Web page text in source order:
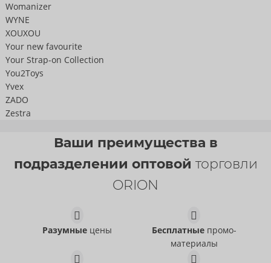
Womanizer
WYNE
XOUXOU
Your new favourite
Your Strap-on Collection
You2Toys
Yvex
ZADO
Zestra
Ваши преимущества в
подразделении оптовой торговли
ORION
Разумныецены Бесплатныепромо-
материалы